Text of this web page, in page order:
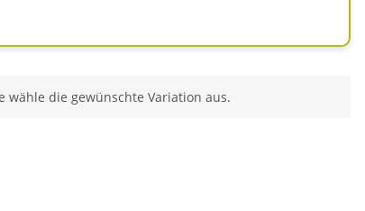
wähle die gewünschte Variation aus.